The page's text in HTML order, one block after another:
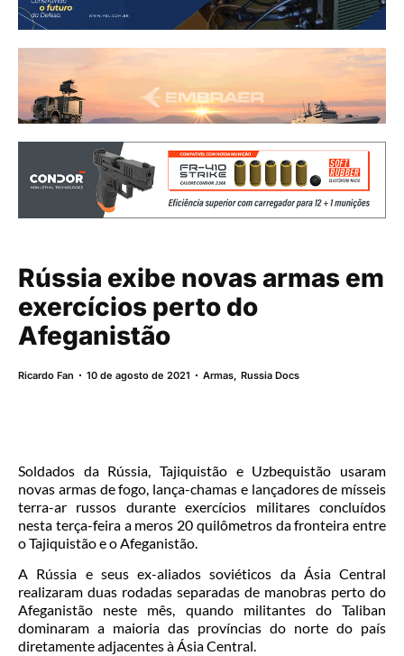
Rússia exibe novas armas em
exercícios perto do
Afeganistão
Ricardo Fan 10 de agosto de 2021 Armas,Russia Docs
Soldados da Rússia, Tajiquistão e Uzbequistão usaram
novas armas de fogo, lança-chamas e lançadores de mísseis
terra-ar russos durante exercícios militares concluídos
nesta terça-feira a meros 20 quilômetros da fronteira entre
o Tajiquistão e o Afeganistão.
A Rússia e seus ex-aliados soviéticos da Ásia Central
realizaram duas rodadas separadas de manobras perto do
Afeganistão neste mês, quando militantes do Taliban
dominaram a maioria das províncias do norte do país
diretamente adjacentes à Ásia Central.